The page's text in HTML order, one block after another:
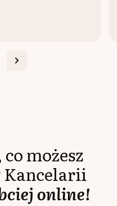
możesz
Kancelarii
online!